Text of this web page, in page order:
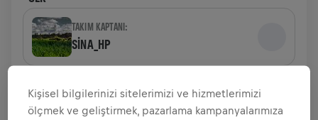
TAKIM KAPTANI:
SINA_HP
SINA_HP
Kişisel bilgilerinizi sitelerimizi ve hizmetlerimizi
ölçmek ve geliştirmek, pazarlama kampanyalarımıza